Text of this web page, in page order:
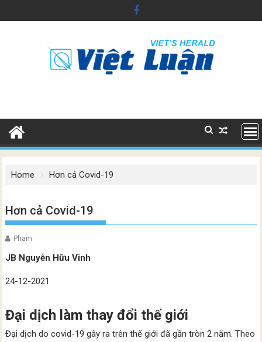
to
Home Hơn cả Covid-19
Hơn cả Covid-19
Pham
JB Nguyễn Hữu Vinh
24-12-2021
Đại dịch làm thay đổi thế giới
Đại dịch do covid-19 gây ra trên thế giới đã gần tròn 2 năm. Theo